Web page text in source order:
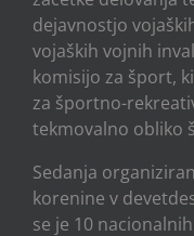
dejavnostjo
vojaških vojnih
komisijo za šport,
za športno-
tekmovalno obliko
Sedanja
korenine v
se je 10